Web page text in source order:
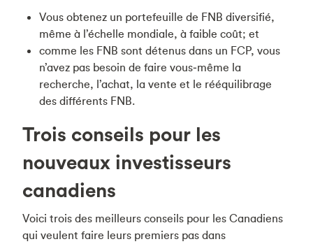
Vous obtenez un portefeuille de FNB diversifié,
même à l’échelle mondiale, à faible coût; et
comme les FNB sont détenus dans un FCP, vous
n’avez pas besoin de faire vous‑même la
recherche, l’achat, la vente et le rééquilibrage
des différents FNB.
Trois conseils pour les
nouveaux investisseurs
canadiens
Voici trois des meilleurs conseils pour les Canadiens
qui veulent faire leurs premiers pas dans